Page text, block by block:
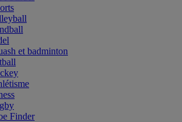
et badminton
Finder